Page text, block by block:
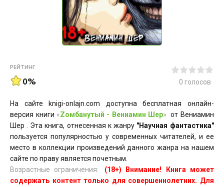
РЕЙТИНГ
0% 0 голосов
На сайте knigi-onlajn.com доступна бесплатная онлайн-
версия книги «Zомбанутый - Вениамин Шер» от Вениамин
Шер . Эта книга, отнесенная к жанру "Научная фантастика"
пользуется популярностью у современных читателей, и ее
место в коллекции произведений данного жанра на нашем
сайте по праву является почетным.
Возрастные ограничения:
(18+) Внимание! Книга может
содержать контент только для совершеннолетних. Для